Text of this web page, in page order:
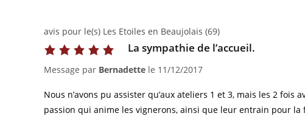
avis pour le(s) Les Etoiles en Beaujolais (69)
La sympathie de l’accueil.
Message par Bernadette le 11/12/2017
Nous n’avons pu assister qu’aux ateliers 1 et 3, mais les 2 fois
passion qui anime les vignerons, ainsi que leur entrain pour